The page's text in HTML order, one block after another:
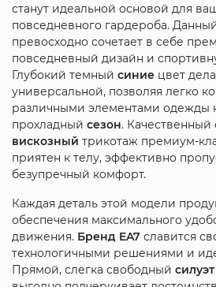
станут идеальной основой для
повседневного гардероба.
превосходно сочетает в себе
повседневный дизайн и
Глубокий темный синиецвет
универсальной, позволяя легко
различными элементами одежды
прохладный сезон.
вискозный трикотаж премиум-
приятен к телу, эффективно
безупречный комфорт.
Каждая деталь этой модели
обеспечения максимального
движения. Бренд EA7 славится
технологичными решениями и
Прямой, слегка свободный силуэт